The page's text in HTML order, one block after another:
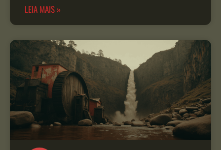
LEIA MAIS »